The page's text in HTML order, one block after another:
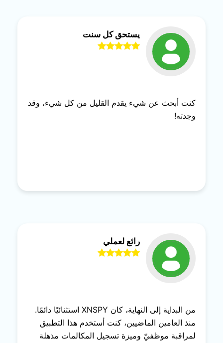
يستحق كل سنت
كنت أبحث عن شيء يقدم القليل من كل شيء، وقد
وجدته!
رائع لعملي
من البداية إلى النهاية، كان XNSPY استثنائيًا دائمًا.
منذ العامين الماضيين، كنت أستخدم هذا التطبيق
لمراقبة موظفيّ وميزة تسجيل المكالمات مذهلة